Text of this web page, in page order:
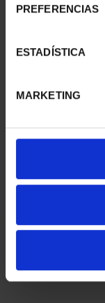
PREFERENCIAS
ESTADÍSTICA
MARKETING
WORLD
CITIES III -